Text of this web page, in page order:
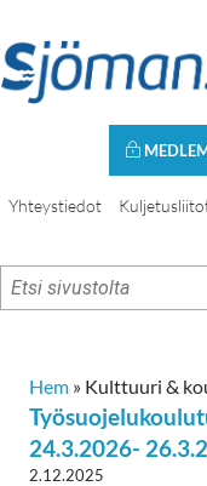
Yhteystiedot
Hem » Kulttuuri &
24.3.2026-
2.12.2025